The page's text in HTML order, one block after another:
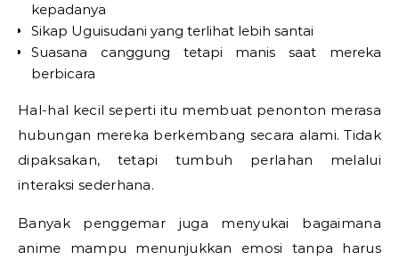
kepadanya
Sikap Uguisudani yang terlihat lebih santai
Suasana canggung tetapi manis saat mereka
berbicara
Hal-hal kecil seperti itu membuat penonton merasa
hubungan mereka berkembang secara alami. Tidak
dipaksakan, tetapi tumbuh perlahan melalui
interaksi sederhana.
Banyak penggemar juga menyukai bagaimana
anime mampu menunjukkan emosi tanpa harus